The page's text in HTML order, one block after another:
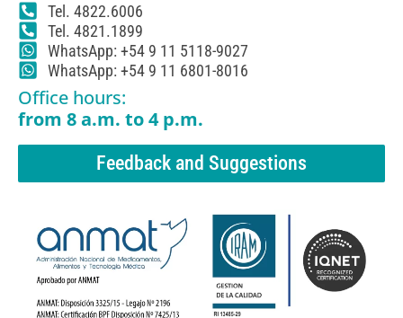
Tel. 4822.6006
Tel. 4821.1899
WhatsApp: +54 9 11 5118-9027
WhatsApp: +54 9 11 6801-8016
Office hours:
from 8 a.m. to 4 p.m.
Feedback and Suggestions